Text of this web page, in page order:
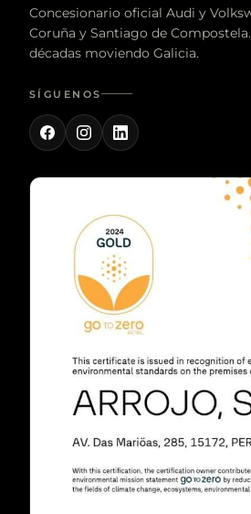
Concesionario oficial Audi y
Coruña y Santiago de
décadas moviendo Galicia.
SÍGUENOS